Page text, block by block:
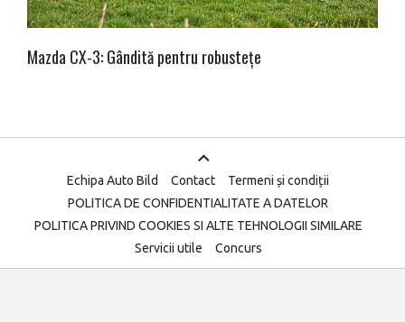
Mazda CX-3: Gândită pentru robustețe
Echipa Auto Bild Contact
Termeni și condiții
POLITICA DE CONFIDENTIALITATE A DATELOR
POLITICA PRIVIND COOKIES SI ALTE TEHNOLOGII SIMILARE
Servicii utile
Concurs